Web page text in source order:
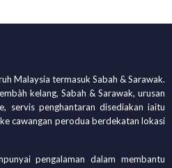
Malaysia termasuk Sabah & Sarawak.
kelang, Sabah & Sarawak, urusan
servis penghantaran disediakan iaitu
cawangan perodua berdekatan lokasi
pengalaman dalam membantu